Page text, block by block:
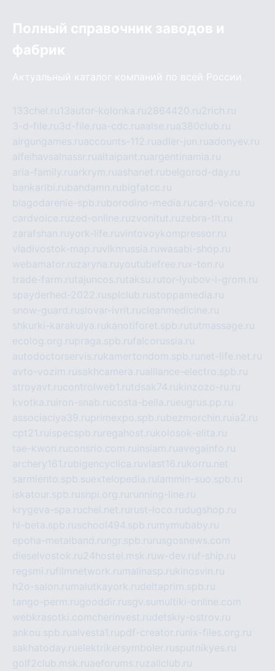
Полный справочник заводов и
фабрик
Актуальный каталог компаний по всей России
133chel.ru13autor-kolonka.ru2864420.ru2rich.ru
3-d-file.ru3d-file.rua-cdc.ruaalse.rua380club.ru
airgungames.ruaccounts-112.ruadler-jun.ruadonyev.ru
alfeihavsalnassr.rualtaipant.ruargentinamia.ru
aria-family.ruarkrym.ruashanet.rubelgorod-day.ru
bankaribi.rubandamn.rubigfatcc.ru
blagodarenie-spb.ruborodino-media.rucard-voice.ru
cardvoice.ruzed-online.ruzvonitut.ruzebra-tlt.ru
zarafshan.ruyork-life.ruvintovoykompressor.ru
vladivostok-map.ruvlknrussia.ruwasabi-shop.ru
webamator.ruzaryna.ruyoutubefree.rux-ton.ru
trade-farm.rutajuncos.rutaksu.rutor-lyubov-i-grom.ru
spayderhed-2022.rusplclub.rustoppamedia.ru
snow-guard.ruslovar-ivrit.rucleanmedicine.ru
shkurki-karakulya.rukanotiforet.spb.rututmassage.ru
ecolog.org.rupraga.spb.rufalcorussia.ru
autodoctorservis.rukamertondom.spb.ru net-life.net.ru
avto-vozim.rusakhcamera.rualliance-electro.spb.ru
stroyavt.rucontrolweb1.rutdsak74.rukinzozo-ru.ru
kvotka.ru iron-snab.rucosta-bella.rueugrus.pp.ru
associaciya39.ruprimexpo.spb.rubezmorchin.ru ia2.ru
cpt21.ru ispecspb.ru regahost.rukolosok-elita.ru
tae-kwon.ruconsrio.com.ru insiam.ruavegainfo.ru
archery161.rubigencyclica.ruvlast16.rukorru.net
sarmiento.spb.suextelopedia.ru lammin-suo.spb.ru
iskatour.spb.rusnpi.org.ru running-line.ru
krygeva-spa.ruchel.net.ru rust-loco.rudugshop.ru
hl-beta.spb.ruschool494.spb.ru mymubaby.ru
epoha-metalband.ru ngr.spb.ru rusgosnews.com
dieselvostok.ru24hostel.msk.ruw-dev.ruf-ship.ru
regsmi.rufilmnetwork.ru malinasp.rukinosvin.ru
h2o-salon.ru malutkayork.rudeltaprim.spb.ru
tango-perm.rugooddir.rusgv.su multiki-online.com
webkrasotki.comcherinvest.rudetskiy-ostrov.ru
ankou.spb.rualvesta1.rupdf-creator.ru nix-files.org.ru
sakhatoday.ruelektrikersymboler.rusputnikyes.ru
golf2club.msk.ruaeforums.ruzallclub.ru